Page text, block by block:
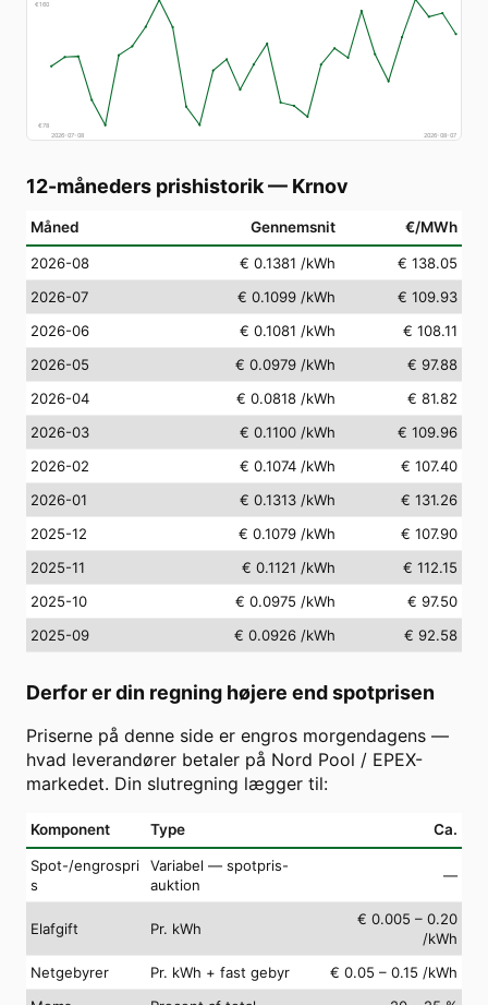
€160
€78
2026-07-08
2026-08-07
12-måneders prishistorik— Krnov
Måned Gennemsnit €/MWh
2026-08 € 0.1381 /kWh
€ 138.05
2026-07
€ 0.1099 /kWh
€ 109.93
2026-06
€ 0.1081 /kWh
€ 108.11
2026-05
€ 0.0979 /kWh
€ 97.88
2026-04
€ 0.0818 /kWh
€ 81.82
2026-03
€ 0.1100 /kWh
€ 109.96
2026-02
€ 0.1074 /kWh
€ 107.40
2026-01
€ 0.1313 /kWh
€ 131.26
2025-12
€ 0.1079 /kWh
€ 107.90
2025-11
€ 0.1121 /kWh
€ 112.15
2025-10
€ 0.0975 /kWh
€ 97.50
2025-09
€ 0.0926 /kWh € 92.58
Derfor er din regning højere end spotprisen
Priserne på denne side er engros morgendagens —
hvad leverandører betaler på Nord Pool / EPEX-
markedet. Din slutregning lægger til:
Komponent Type Ca.
Spot-/engrospri
s
Variabel — spotpris-
auktion
—
Elafgift Pr. kWh
€ 0.005 – 0.20
/kWh
Netgebyrer
Pr. kWh + fast gebyr
€ 0.05 – 0.15 /kWh